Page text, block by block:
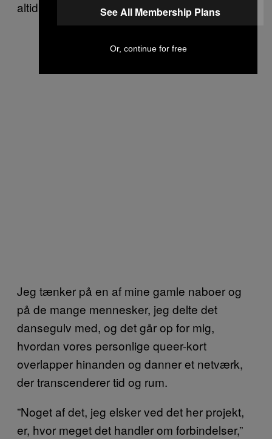
altid være i mit…”
Jeg tænker på en af mine gamle naboer og
på de mange mennesker, jeg delte det
dansegulv med, og det går op for mig,
hvordan vores personlige queer-kort
overlapper hinanden og danner et netværk,
der transcenderer tid og rum.
”Noget af det, jeg elsker ved det her projekt,
er, hvor meget det handler om forbindelser,”
See All Membership Plans
Or, continue for free